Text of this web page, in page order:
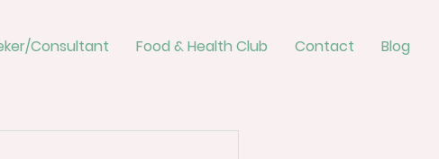
Consultant Food & Health Club Contact Blog